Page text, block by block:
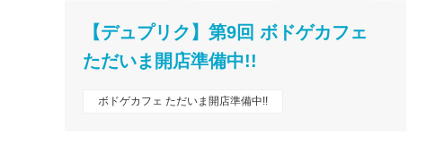
【デュプリク】第9回 ボドゲカフェ
ただいま開店準備中!!
ボドゲカフェ ただいま開店準備中!!